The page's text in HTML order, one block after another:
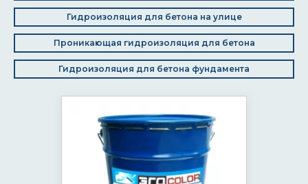
Гидроизоляция для бетона на улице
Проникающая гидроизоляция для бетона
Гидроизоляция для бетона фундамента